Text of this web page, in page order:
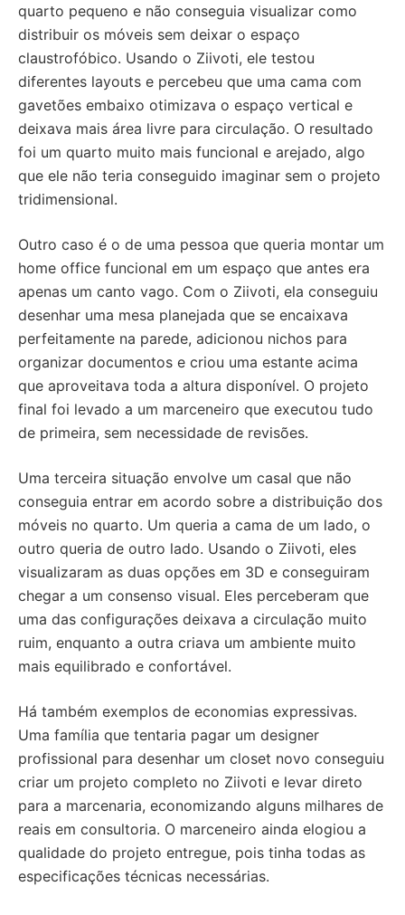
quarto pequeno e não conseguia visualizar como
distribuir os móveis sem deixar o espaço
claustrofóbico. Usando o Ziivoti, ele testou
diferentes layouts e percebeu que uma cama com
gavetões embaixo otimizava o espaço vertical e
deixava mais área livre para circulação. O resultado
foi um quarto muito mais funcional e arejado, algo
que ele não teria conseguido imaginar sem o projeto
tridimensional.
Outro caso é o de uma pessoa que queria montar um
home office funcional em um espaço que antes era
apenas um canto vago. Com o Ziivoti, ela conseguiu
desenhar uma mesa planejada que se encaixava
perfeitamente na parede, adicionou nichos para
organizar documentos e criou uma estante acima
que aproveitava toda a altura disponível. O projeto
final foi levado a um marceneiro que executou tudo
de primeira, sem necessidade de revisões.
Uma terceira situação envolve um casal que não
conseguia entrar em acordo sobre a distribuição dos
móveis no quarto. Um queria a cama de um lado, o
outro queria de outro lado. Usando o Ziivoti, eles
visualizaram as duas opções em 3D e conseguiram
chegar a um consenso visual. Eles perceberam que
uma das configurações deixava a circulação muito
ruim, enquanto a outra criava um ambiente muito
mais equilibrado e confortável.
Há também exemplos de economias expressivas.
Uma família que tentaria pagar um designer
profissional para desenhar um closet novo conseguiu
criar um projeto completo no Ziivoti e levar direto
para a marcenaria, economizando alguns milhares de
reais em consultoria. O marceneiro ainda elogiou a
qualidade do projeto entregue, pois tinha todas as
especificações técnicas necessárias.